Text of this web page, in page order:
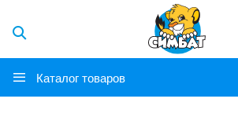
Каталог товаров